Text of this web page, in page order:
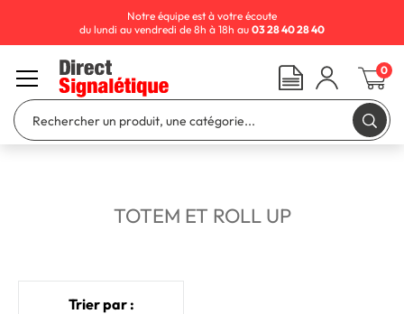
TOTEM ET ROLL UP
Trier par :
Notre équipe est à votre écoute
du lundi au vendredi de 8h à 18h au 03 28 40 28 40
0